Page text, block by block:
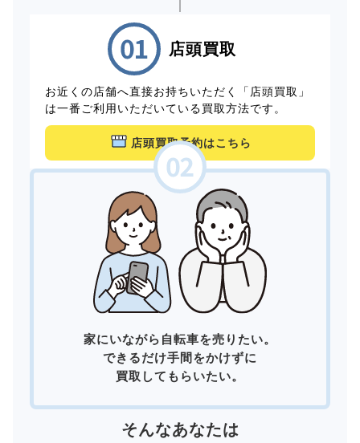
店頭買取
お近くの店舗へ直接お持ちいただく「店頭買取」
は一番ご利用いただいている買取方法です。
店頭買取予約はこちら
家にいながら自転車を売りたい。
できるだけ手間をかけずに
買取してもらいたい。
そんなあなたは